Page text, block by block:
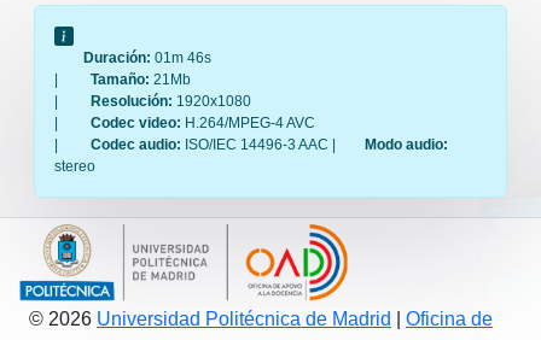
Duración: 01m 46s
|
Tamaño: 21Mb
|
Resolución: 1920x1080
|
Codec video: H.264/MPEG-4 AVC
|
Codec audio: ISO/IEC 14496-3 AAC |
Modo audio:
stereo
© 2026 Universidad Politécnica de Madrid
Oficina de